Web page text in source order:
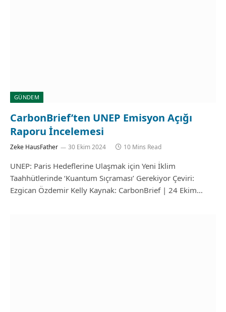
GÜNDEM
CarbonBrief’ten UNEP Emisyon Açığı
Raporu İncelemesi
Zeke HausFather 30 Ekim 2024 10 Mins Read
UNEP: Paris Hedeflerine Ulaşmak için Yeni İklim
Taahhütlerinde ‘Kuantum Sıçraması’ Gerekiyor Çeviri:
Ezgican Özdemir Kelly Kaynak: CarbonBrief | 24 Ekim…